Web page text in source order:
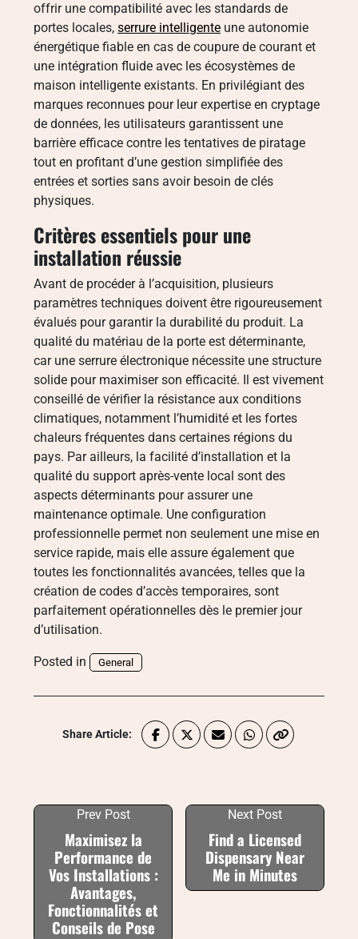
offrir une compatibilité avec les standards de
portes locales, serrure intelligente une autonomie
énergétique fiable en cas de coupure de courant et
une intégration fluide avec les écosystèmes de
maison intelligente existants. En privilégiant des
marques reconnues pour leur expertise en cryptage
de données, les utilisateurs garantissent une
barrière efficace contre les tentatives de piratage
tout en profitant d’une gestion simplifiée des
entrées et sorties sans avoir besoin de clés
physiques.
Critères essentiels pour une
installation réussie
Avant de procéder à l’acquisition, plusieurs
paramètres techniques doivent être rigoureusement
évalués pour garantir la durabilité du produit. La
qualité du matériau de la porte est déterminante,
car une serrure électronique nécessite une structure
solide pour maximiser son efficacité. Il est vivement
conseillé de vérifier la résistance aux conditions
climatiques, notamment l’humidité et les fortes
chaleurs fréquentes dans certaines régions du
pays. Par ailleurs, la facilité d’installation et la
qualité du support après-vente local sont des
aspects déterminants pour assurer une
maintenance optimale. Une configuration
professionnelle permet non seulement une mise en
service rapide, mais elle assure également que
toutes les fonctionnalités avancées, telles que la
création de codes d’accès temporaires, sont
parfaitement opérationnelles dès le premier jour
d’utilisation.
Posted in General
Share Article:
Prev Post
Maximisez la
Performance de
Vos Installations :
Avantages,
Fonctionnalités et
Conseils de Pose
Next Post
Find a Licensed
Dispensary Near
Me in Minutes